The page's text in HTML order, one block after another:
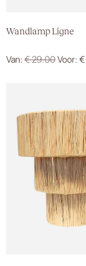
Wandlamp Ligne
Van: €29.00Voor: €